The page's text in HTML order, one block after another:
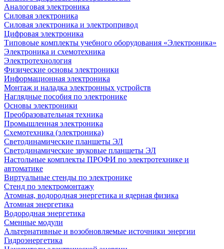
Аналоговая электроника
Cиловая электроника
Cиловая электроника и электропривод
Цифровая электроника
Типовоые комплекты учебного оборудования «Электроника»
Электроника и схемотехника
Электротехнология
Физические основы электроники
Информационная электроника
Монтаж и наладка электронных устройств
Наглядные пособия по электронике
Основы электроники
Преобразовательная техника
Промышленная электроника
Схемотехника (электроника)
Светодинамические планшеты ЭЛ
Светодинамические звуковые планшеты ЭЛ
Настольные комплекты ПРОФИ по электротехнике и
автоматике
Виртуальные стенды по электронике
Стенд по электромонтажу
Атомная, водородная энергетика и ядерная физика
Атомная энергетика
Водородная энергетика
Сменные модули
Альтернативные и возобновляемые источники энергии
Гидроэнергетика